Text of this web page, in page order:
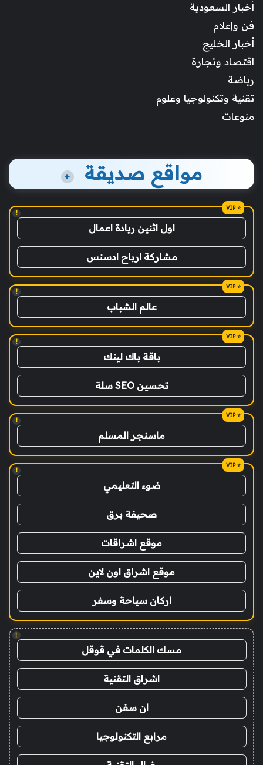
أخبار السعودية
فن وإعلام
أخبار الخليج
اقتصاد وتجارة
رياضة
تقنية وتكنولوجيا وعلوم
منوعات
مواقع صديقة +
!
اول اثنين ريادة اعمال
مشاركة ارباح ادسنس
!
عالم الشباب
!
باقة باك لينك
تحسين SEO سلة
!
ماسنجر المسلم
!
ضوء التعليمي
صحيفة برق
موقع اشراقات
موقع اشراق اون لاين
اركان سياحة وسفر
!
مسك الكلمات في قوقل
اشراق التقنية
ان سفن
مرابع التكنولوجيا